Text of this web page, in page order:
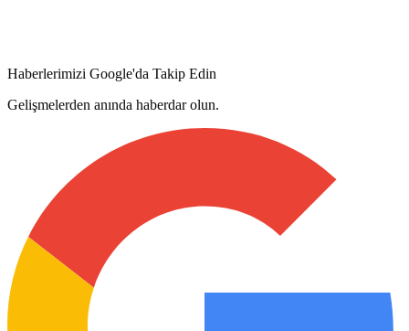
Haberlerimizi Google'da Takip Edin
Gelişmelerden anında haberdar olun.